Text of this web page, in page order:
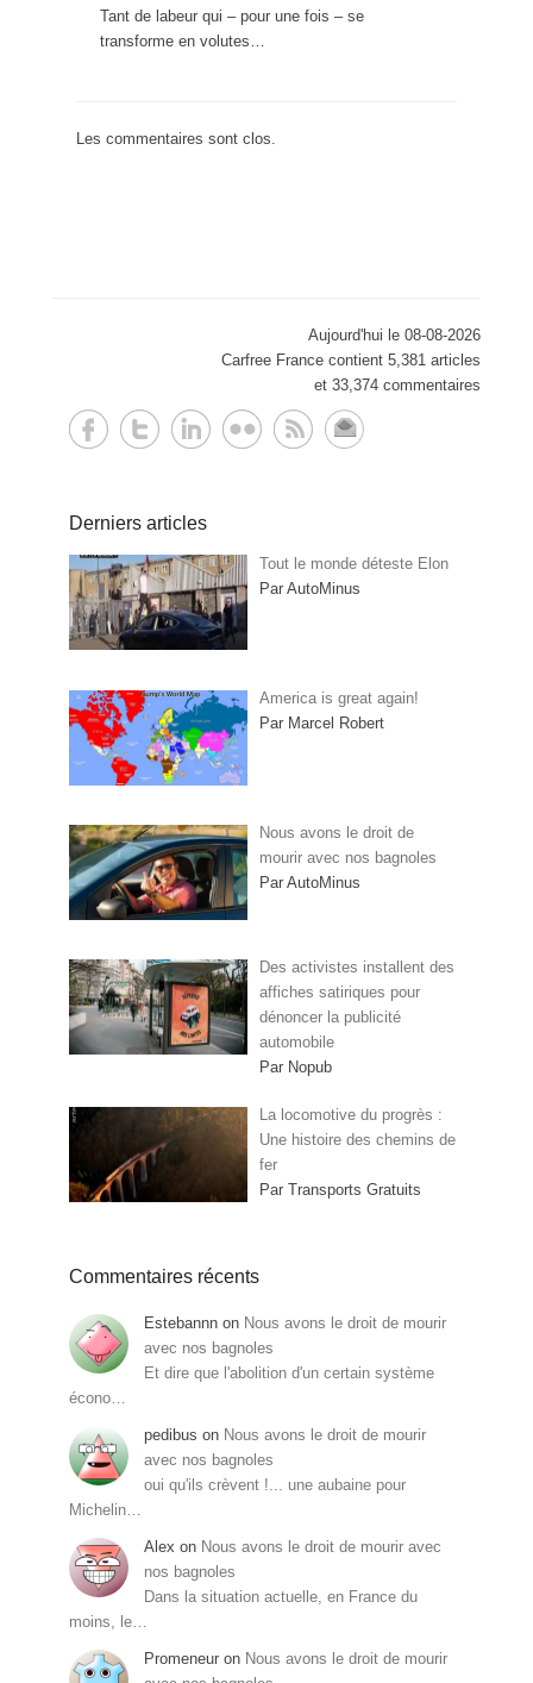
Tant de labeur qui – pour une fois – se
transforme en volutes…
Les commentaires sont clos.
Aujourd'hui le 08-08-2026
Carfree France contient 5,381 articles
et 33,374 commentaires
Derniers articles
Tout le monde déteste Elon
Par AutoMinus
America is great again!
Par Marcel Robert
Nous avons le droit de
mourir avec nos bagnoles
Par AutoMinus
Des activistes installent des
affiches satiriques pour
dénoncer la publicité
automobile
Par Nopub
La locomotive du progrès :
Une histoire des chemins de
fer
Par Transports Gratuits
Commentaires récents
Estebannn on Nous avons le droit de mourir
avec nos bagnoles
Et dire que l'abolition d'un certain système
écono…
pedibus on Nous avons le droit de mourir
avec nos bagnoles
oui qu'ils crèvent !... une aubaine pour
Michelin…
Alex on Nous avons le droit de mourir avec
nos bagnoles
Dans la situation actuelle, en France du
moins, le…
Promeneur on Nous avons le droit de mourir